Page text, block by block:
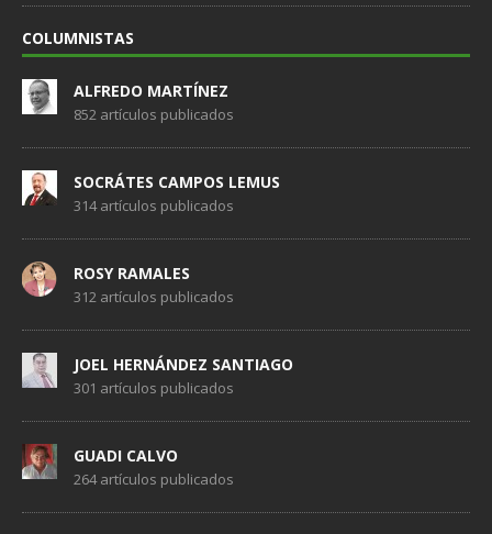
COLUMNISTAS
ALFREDO MARTÍNEZ
852 artículos publicados
SOCRÁTES CAMPOS LEMUS
314 artículos publicados
ROSY RAMALES
312 artículos publicados
JOEL HERNÁNDEZ SANTIAGO
301 artículos publicados
GUADI CALVO
264 artículos publicados